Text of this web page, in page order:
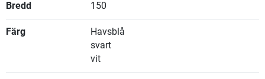
Bredd 150
Färg
Havsblå
svart
vit